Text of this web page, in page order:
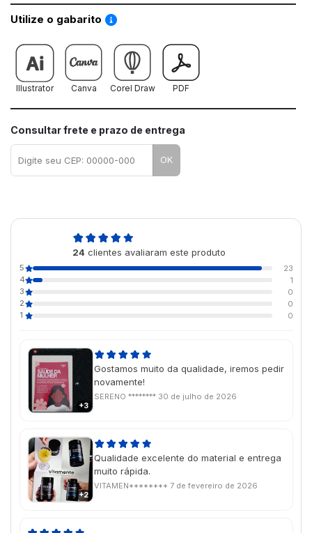
Utilize o gabarito Saiba como utilizar os nossos gabaritos
Illustrator Canva Corel Draw PDF
Consultar frete e prazo de entrega
OK
24 clientes avaliaram este produto
5
23
4
1
3
0
2
0
1
0
+3
Gostamos muito da qualidade, iremos pedir
novamente!
SERENO ******** 30 de julho de 2026
+2
Qualidade excelente do material e entrega
muito rápida.
VITAMEN******** 7 de fevereiro de 2026